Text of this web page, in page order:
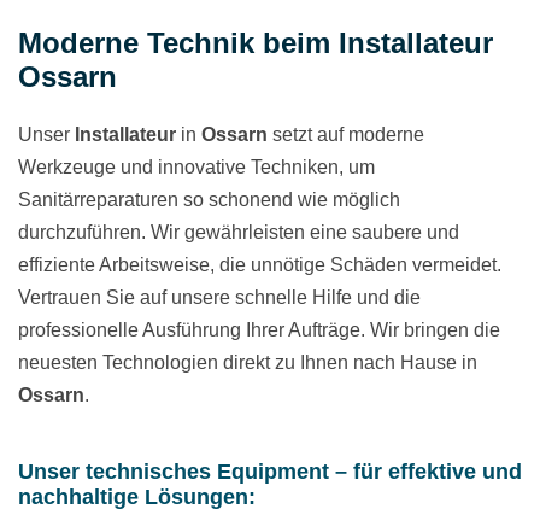
Moderne Technik beim Installateur
Ossarn
Unser Installateur in Ossarn setzt auf moderne
Werkzeuge und innovative Techniken, um
Sanitärreparaturen so schonend wie möglich
durchzuführen. Wir gewährleisten eine saubere und
effiziente Arbeitsweise, die unnötige Schäden vermeidet.
Vertrauen Sie auf unsere schnelle Hilfe und die
professionelle Ausführung Ihrer Aufträge. Wir bringen die
neuesten Technologien direkt zu Ihnen nach Hause in
Ossarn.
Unser technisches Equipment – für effektive und
nachhaltige Lösungen: